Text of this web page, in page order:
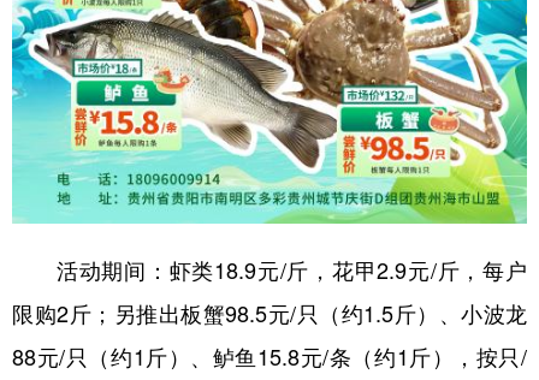
活动期间：虾类18.9元/斤，花甲2.9元/斤，每户
限购2斤；另推出板蟹98.5元/只（约1.5斤）、小波龙
88元/只（约1斤）、鲈鱼15.8元/条（约1斤），按只/